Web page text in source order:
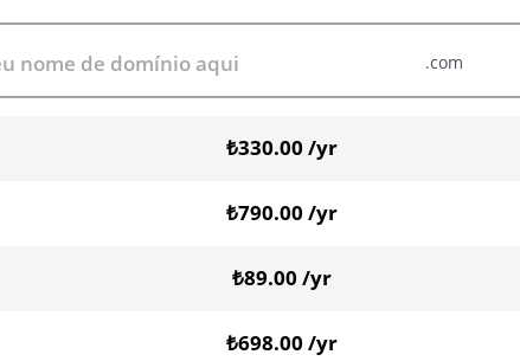
₺330.00 /yr
₺790.00 /yr
₺89.00 /yr
₺698.00 /yr